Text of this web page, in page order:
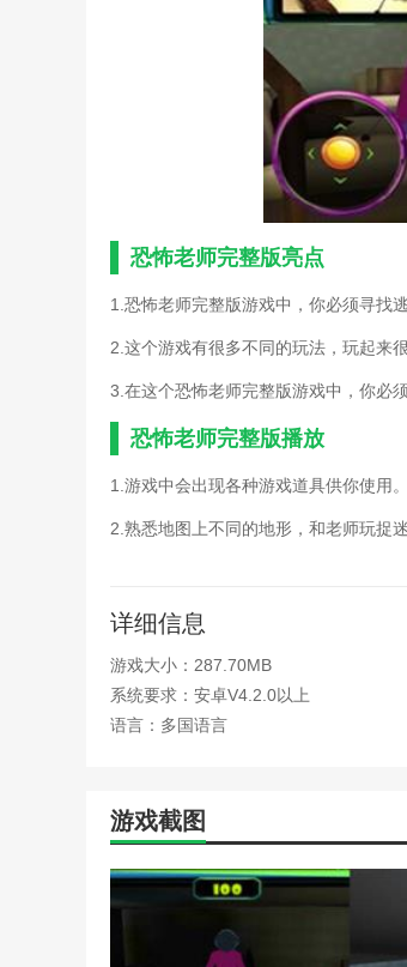
手机游戏
手机游
手游白
手游恐
手游密
外星来
无限恐
寻秦记
爷爷和
x战警:天
单机医
横店影
恐怖姐
恐怖密
恐怖游
乐高星
倩女幽
谁有游
手游白
手游恐
手游造
恐怖老师完整版亮点
1.恐怖老师完整版游戏中，你必须寻找
2.这个游戏有很多不同的玩法，玩起来
3.在这个恐怖老师完整版游戏中，你必
恐怖老师完整版播放
1.游戏中会出现各种游戏道具供你使用
2.熟悉地图上不同的地形，和老师玩捉
注意不要出声，也不要让她找到你，否
用户评估
恐怖程度:5.6
图片真实性:8.0
游戏自由度:8.0
详细信息
游戏大小：287.70MB
系统要求：安卓V4.2.0以上
语言：多国语言
游戏截图